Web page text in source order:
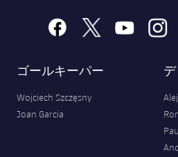
facebook
x youtube
ゴールキーパー
Wojciech Szczęsny
Joan Garcia